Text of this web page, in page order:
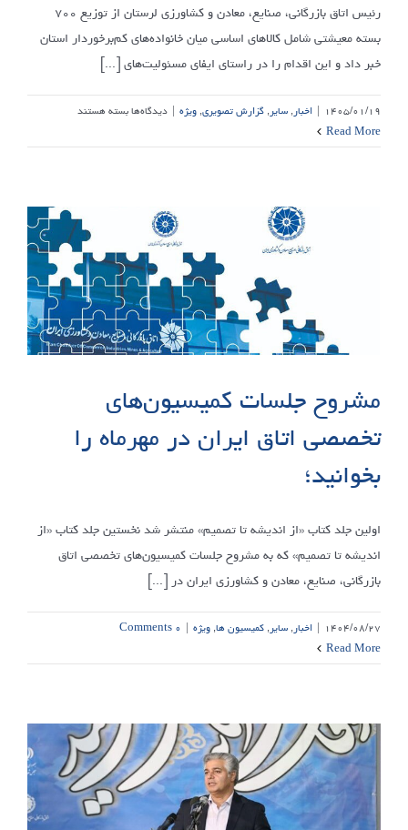
رئیس اتاق بازرگانی، صنایع، معادن و کشاورزی لرستان از توزیع ۷۰۰
بسته معیشتی شامل کالاهای اساسی میان خانواده‌های کم‌برخوردار استان
خبر داد و این اقدام را در راستای ایفای مسئولیت‌های [...]
۱۴۰۵/۰۱/۱۹ | اخبار,سایر,گزارش تصویری,ویژه | دیدگاه‌هابرای
۷۰۰
کم‌برخوردار
لرستان/
تأکید
بر
تداوم
مسئولیت‌های
در
بحران
بسته هستند
Read More
مشروح جلسات کمیسیون‌های
تخصصی اتاق ایران در مهرماه را
بخوانید؛
اولین جلد کتاب «از اندیشه تا تصمیم» منتشر شد نخستین جلد کتاب «از
اندیشه تا تصمیم» که به مشروح جلسات کمیسیون‌های تخصصی اتاق
بازرگانی، صنایع، معادن و کشاورزی ایران در [...]
۱۴۰۴/۰۸/۲۷ | اخبار,سایر,کمیسیون ها,ویژه | ۰ Comments
Read More